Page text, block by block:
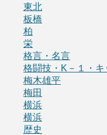
東北
板橋
柏
栄
格言・名言
格闘技・K－１・
梅木雄平
梅田
横浜
横浜
歴史